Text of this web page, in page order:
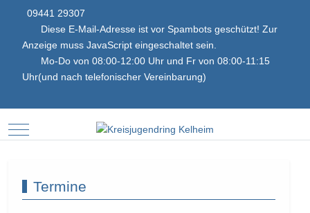
09441 29307
Diese E-Mail-Adresse ist vor Spambots geschützt! Zur
Anzeige muss JavaScript eingeschaltet sein.
Mo-Do von 08:00-12:00 Uhr und Fr von 08:00-11:15
Uhr(und nach telefonischer Vereinbarung)
Mobile Menu Toggle
Termine